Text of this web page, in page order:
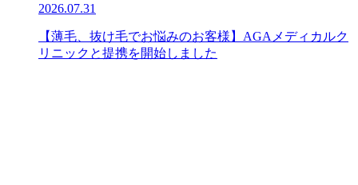
2026.07.31
【薄毛、抜け毛でお悩みのお客様】AGAメディカルク
リニックと提携を開始しました